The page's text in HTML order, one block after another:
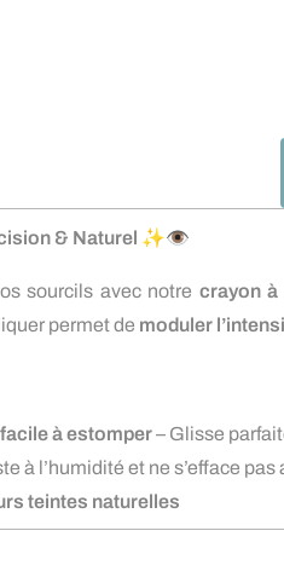
& Naturel ✨👁
sourcils avec notre crayon
permet de moduler
à estomper– Glisse
à l’humidité et ne s’efface pas
teintes naturelles